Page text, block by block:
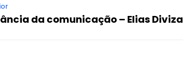
da comunicação – Elias Diviza